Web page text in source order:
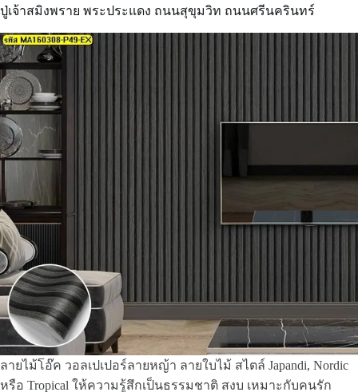
ปู่เจ้าสมิงพราย พระประแดง ถนนสุขุมวิท ถนนศรีนครินทร์
ลายไม้โอ๊ค วอลเปเปอร์ลายหญ้า ลายใบไม้ สไตล์ Japandi, Nordic
หรือ Tropical ให้ความรู้สึกเป็นธรรมชาติ สงบ เหมาะกับคนรัก